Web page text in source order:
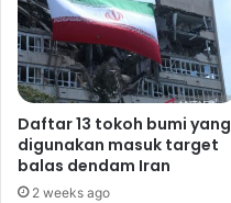
Daftar 13 tokoh bumi yang
digunakan masuk target
balas dendam Iran
2 weeks ago